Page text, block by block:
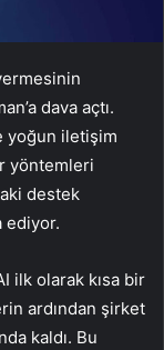
dava açtı.
yoğun iletişim
yöntemleri
destek
ediyor.
ilk olarak kısa bir
ardından şirket
kaldı. Bu